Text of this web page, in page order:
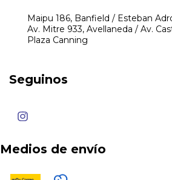
Maipu 186, Banfield / Esteban
Av. Mitre 933, Avellaneda / Av.
Plaza Canning
Seguinos
Medios de envío